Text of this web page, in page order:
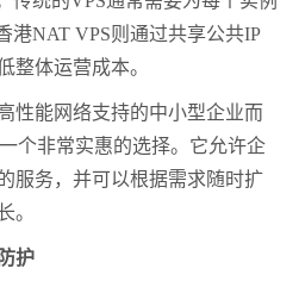
港NAT VPS则通过共享公共IP
整体运营成本。
能网络支持的中小型企业而
个非常实惠的选择。它允许企
服务，并可以根据需求随时扩
。
护